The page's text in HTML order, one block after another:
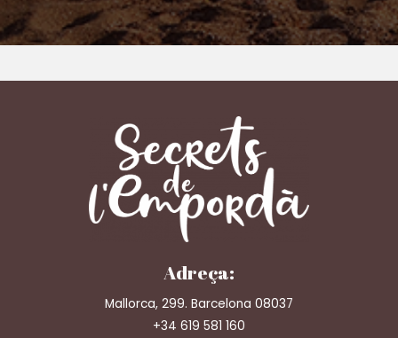
Adreça:
Mallorca, 299. Barcelona 08037
+34 619 581 160